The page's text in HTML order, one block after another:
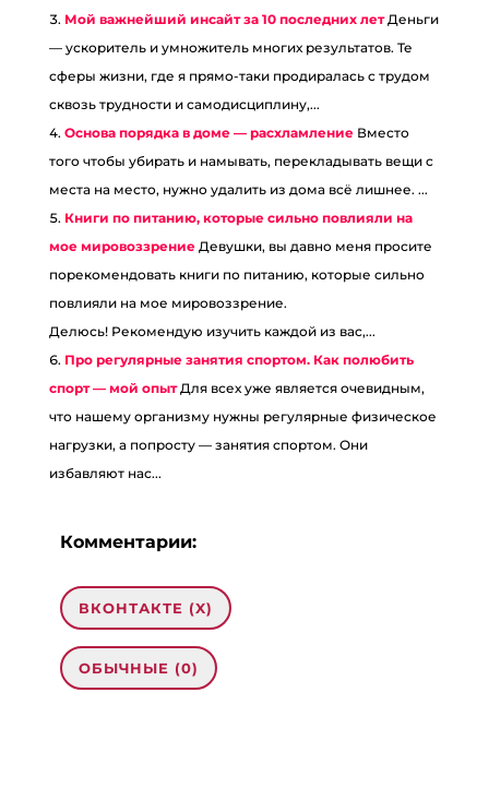
Мой важнейший инсайт за 10 последних лет Деньги
— ускоритель и умножитель многих результатов. Те
сферы жизни, где я прямо-таки продиралась с трудом
сквозь трудности и самодисциплину,...
Основа порядка в доме — расхламление Вместо
того чтобы убирать и намывать, перекладывать вещи с
места на место, нужно удалить из дома всё лишнее. ...
Книги по питанию, которые сильно повлияли на
мое мировоззрение Девушки, вы давно меня просите
порекомендовать книги по питанию, которые сильно
повлияли на мое мировоззрение.
Делюсь! Рекомендую изучить каждой из вас,...
Про регулярные занятия спортом. Как полюбить
спорт — мой опыт Для всех уже является очевидным,
что нашему организму нужны регулярные физическое
нагрузки, а попросту — занятия спортом. Они
избавляют нас...
Комментарии:
ВКОНТАКТЕ (X)
ОБЫЧНЫЕ (0)